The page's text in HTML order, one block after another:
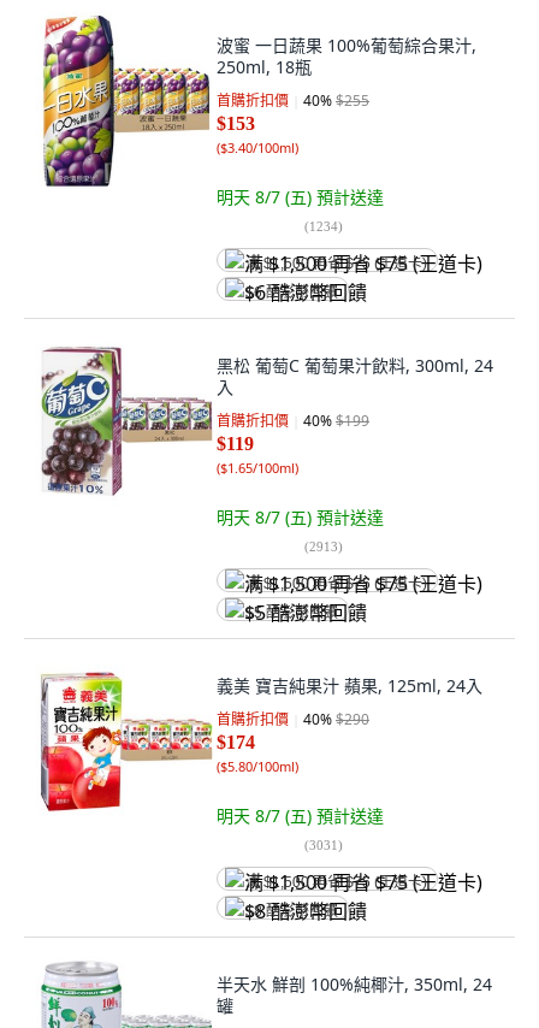
波蜜 一日蔬果 100%葡萄綜合果汁,
250ml, 18瓶
首購折扣價 40%$255
$153
($3.40/100ml)
明天 8/7 (五) 預計送達
(1234)
满 $1,500 再省 $75 (王道卡)
$6 酷澎幣回饋
黑松 葡萄C 葡萄果汁飲料, 300ml, 24
入
首購折扣價 40%$199
$119
($1.65/100ml)
明天 8/7 (五) 預計送達
(2913)
满 $1,500 再省 $75 (王道卡)
$5 酷澎幣回饋
義美 寶吉純果汁 蘋果, 125ml, 24入
首購折扣價 40%$290
$174
($5.80/100ml)
明天 8/7 (五) 預計送達
(3031)
满 $1,500 再省 $75 (王道卡)
$8 酷澎幣回饋
半天水 鮮剖 100%純椰汁, 350ml, 24
罐